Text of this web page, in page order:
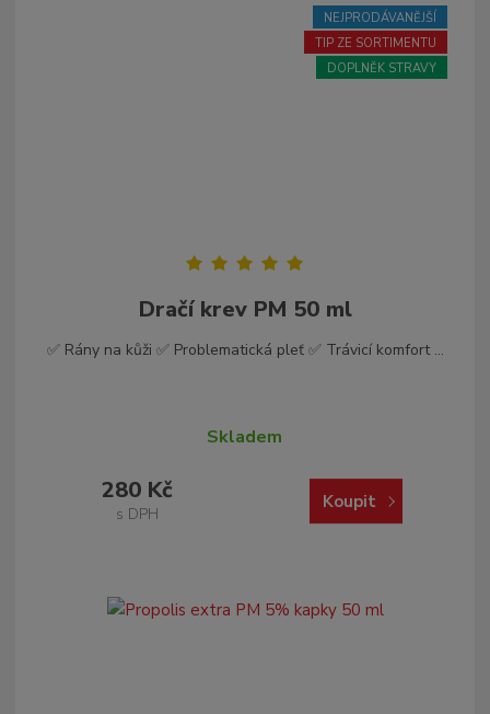
NEJPRODÁVANĚJŠÍ
TIP ZE SORTIMENTU
DOPLNĚK STRAVY
Dračí krev PM 50 ml
✅ Rány na kůži ✅ Problematická pleť ✅ Trávicí komfort ...
Skladem
280 Kč
s DPH
Koupit